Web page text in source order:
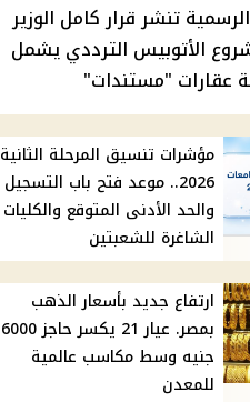
تنشر قرار كامل الوزير
الأتوبيس الترددي يشمل
عقارات "مستندات"
مؤشرات تنسيق المرحلة الثانية
2026.. موعد فتح باب التسجيل
والحد الأدنى المتوقع والكليات
الشاغرة للشعبتين
ارتفاع جديد بأسعار الذهب
بمصر. عيار 21 يكسر حاجز 6000
جنيه وسط مكاسب عالمية
للمعدن